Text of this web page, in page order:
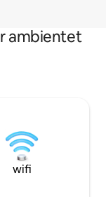
ambientet
wifi